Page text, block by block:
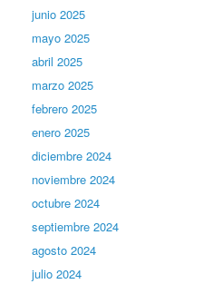
junio 2025
mayo 2025
abril 2025
marzo 2025
febrero 2025
enero 2025
diciembre 2024
noviembre 2024
octubre 2024
septiembre 2024
agosto 2024
julio 2024